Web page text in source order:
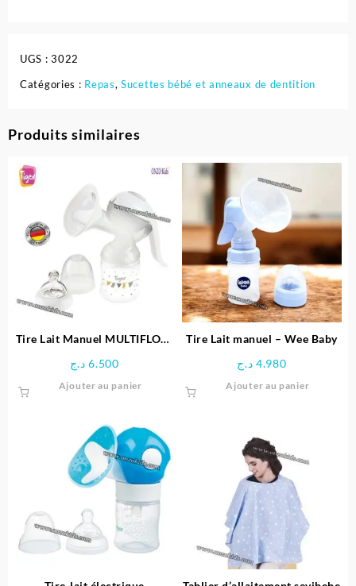
UGS :3022
Catégories : Repas,Sucettes bébé et anneaux de dentition
Produits similaires
Tire Lait Manuel MULTIFLOW
6.500 د.ج
Ajouter au panier
Tire Lait manuel – Wee Baby
4.980 د.ج
Ajouter au panier